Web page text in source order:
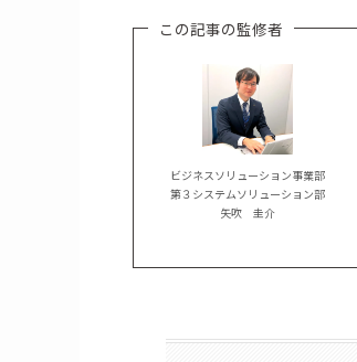
この記事の監修者
ビジネスソリューション事業部
第３システムソリューション部
矢吹 圭介